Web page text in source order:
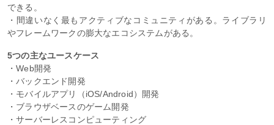
できる。
・間違いなく最もアクティブなコミュニティがある。ライブラリ
やフレームワークの膨大なエコシステムがある。
5つの主なユースケース
・Web開発
・バックエンド開発
・モバイルアプリ（iOS/Android）開発
・ブラウザベースのゲーム開発
・サーバーレスコンピューティング